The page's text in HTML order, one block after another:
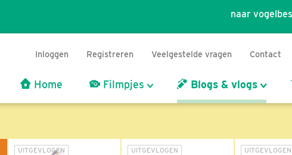
naar
Inloggen Registreren Veelgestelde vragen Contact
Home Filmpjes Blogs & vlogs
UITGEVLOGEN UITGEVLOGEN UITGEVLOGEN